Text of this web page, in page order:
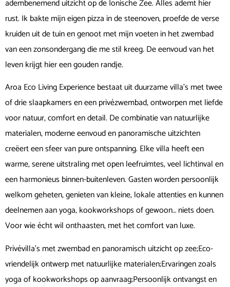
adembenemend uitzicht op de Ionische Zee. Alles ademt hier
rust. Ik bakte mijn eigen pizza in de steenoven, proefde de verse
kruiden uit de tuin en genoot met mijn voeten in het zwembad
van een zonsondergang die me stil kreeg. De eenvoud van het
leven krijgt hier een gouden randje.
Aroa Eco Living Experience bestaat uit duurzame villa’s met twee
of drie slaapkamers en een privézwembad, ontworpen met liefde
voor natuur, comfort en detail. De combinatie van natuurlijke
materialen, moderne eenvoud en panoramische uitzichten
creëert een sfeer van pure ontspanning. Elke villa heeft een
warme, serene uitstraling met open leefruimtes, veel lichtinval en
een harmonieus binnen-buitenleven. Gasten worden persoonlijk
welkom geheten, genieten van kleine, lokale attenties en kunnen
deelnemen aan yoga, kookworkshops of gewoon… niets doen.
Voor wie écht wil onthaasten, met het comfort van luxe.
Privévilla’s met zwembad en panoramisch uitzicht op zee;Eco-
vriendelijk ontwerp met natuurlijke materialen;Ervaringen zoals
yoga of kookworkshops op aanvraag;Persoonlijk ontvangst en